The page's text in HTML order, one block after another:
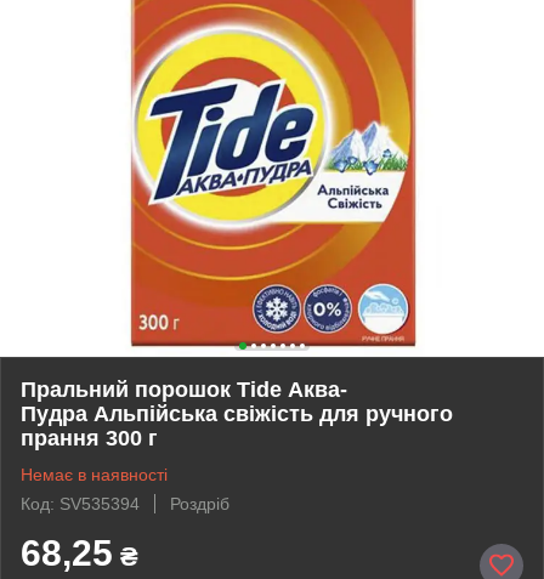
Пральний порошок Tide Аква-
Пудра Альпійська cвіжість для ручного
прання 300 г
Немає в наявності
Код: SV535394
Роздріб
68,25 ₴